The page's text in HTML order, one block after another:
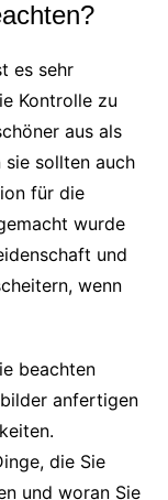
es sehr
Kontrolle zu
aus als
sollten auch
für die
wurde
und
wenn
beachten
anfertigen
die Sie
und woran Sie